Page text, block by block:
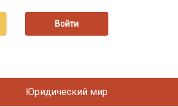
Войти
Юридический мир